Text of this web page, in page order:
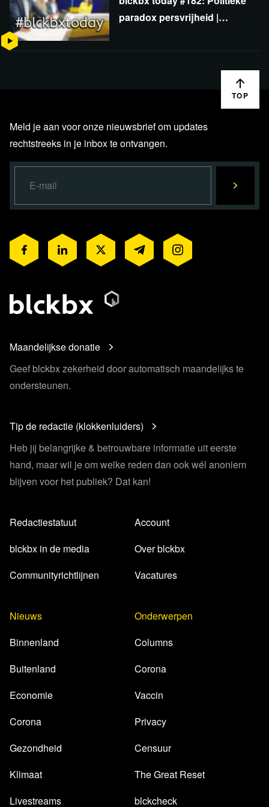
paradox persvrijheid |
TOP
Meld je aan voor onze nieuwsbrief om updates
rechtstreeks in je inbox te ontvangen.
Maandelijkse donatie
Geef blckbx zekerheid door automatisch maandelijks te
ondersteunen.
Tip de redactie (klokkenluiders)
Heb jij belangrijke & betrouwbare informatie uit eerste
hand, maar wil je om welke reden dan ook wél anoniem
blijven voor het publiek? Dat kan!
Redactiestatuut
blckbx in de media
Communityrichtlijnen
Account
Over blckbx
Vacatures
Nieuws
Binnenland
Buitenland
Economie
Corona
Gezondheid
Klimaat
Livestreams
Onderwerpen
Columns
Corona
Vaccin
Privacy
Censuur
The Great Reset
blckcheck